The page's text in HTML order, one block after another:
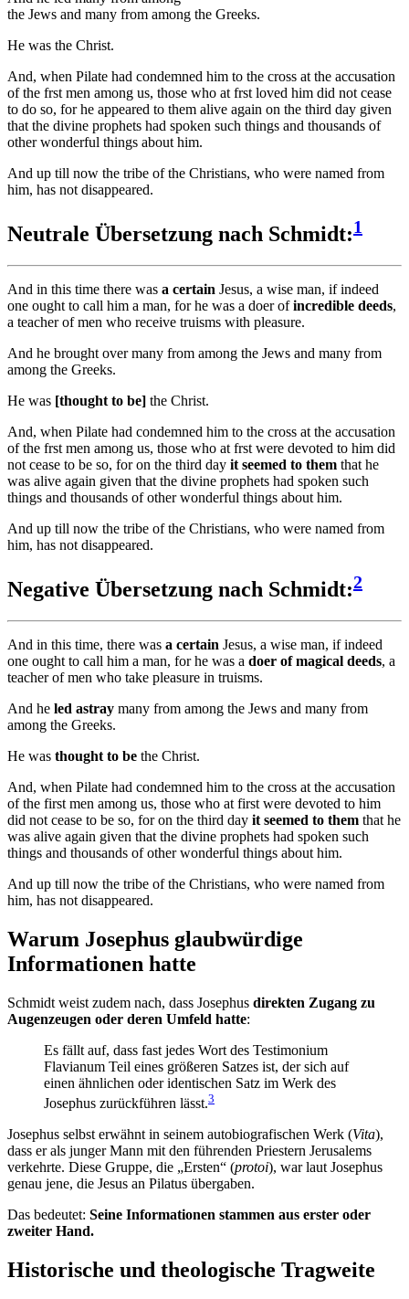
the Jews and many from among the Greeks.
He was the Christ.
And, when Pilate had condemned him to the cross at the accusation
of the frst men among us, those who at frst loved him did not cease
to do so, for he appeared to them alive again on the third day given
that the divine prophets had spoken such things and thousands of
other wonderful things about him.
And up till now the tribe of the Christians, who were named from
him, has not disappeared.
Neutrale Übersetzung nach Schmidt:1
And in this time there was a certain Jesus, a wise man, if indeed
one ought to call him a man, for he was a doer ofincredible deeds,
a teacher of men who receive truisms with pleasure.
And he brought over many from among the Jews and many from
among the Greeks.
He was [thought to be] the Christ.
And, when Pilate had condemned him to the cross at the accusation
of the frst men among us, those who at frst were devoted to him did
not cease to be so, for on the third day it seemed to them that he
was alive again given that the divine prophets had spoken such
things and thousands of other wonderful things about him.
And up till now the tribe of the Christians, who were named from
him, has not disappeared.
Negative Übersetzung nach Schmidt:2
And in this time, there was a certain Jesus, a wise man, if indeed
one ought to call him a man, for he was a doer of magical deeds, a
teacher of men who take pleasure in truisms.
And he led astray many from among the Jews and many from
among the Greeks.
He was thought to be the Christ.
And, when Pilate had condemned him to the cross at the accusation
of the first men among us, those who at first were devoted to him
did not cease to be so, for on the third day it seemed to them that he
was alive again given that the divine prophets had spoken such
things and thousands of other wonderful things about him.
And up till now the tribe of the Christians, who were named from
him, has not disappeared.
Warum Josephus glaubwürdige
Informationen hatte
Schmidt weist zudem nach, dass Josephus direkten Zugang zu
Augenzeugen oder deren Umfeld hatte:
Es fällt auf, dass fast jedes Wort des Testimonium
Flavianum Teil eines größeren Satzes ist, der sich auf
einen ähnlichen oder identischen Satz im Werk des
Josephus zurückführen lässt.3
Josephus selbst erwähnt in seinem autobiografischen Werk (Vita),
dass er als junger Mann mit den führenden Priestern Jerusalems
verkehrte. Diese Gruppe, die „Ersten“ (protoi), war laut Josephus
genau jene, die Jesus an Pilatus übergaben.
Das bedeutet: Seine Informationen stammen aus erster oder
zweiter Hand.
Historische und theologische Tragweite